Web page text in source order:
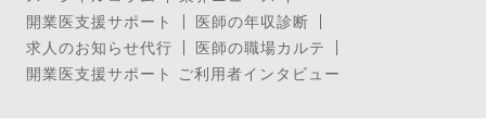
開業医支援サポート
医師の年収診断
求人のお知らせ代行
医師の職場カルテ
開業医支援サポート ご利用者インタビュー